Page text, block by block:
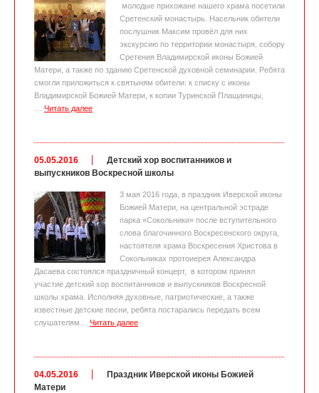
молодые прихожане нашего храма посетили
Сретенский монастырь. Насельник обители
послушник Максим провёл для них
экскурсию по территории монастыря, собору
Сретения Владимирской иконы Божией
Матери, а также по зданию Сретенской духовной семинарии. Ребята
смогли приложиться к святыням обители: к списку с иконы
Владимирской Божией Матери, к копии Туринской Плащаницы,
Читать далее
05.05.2016
Детский хор воспитанников и
выпускников Воскресной школы
3 мая 2016 года, в праздник Иверской иконы
Божией Матери, на центральной эстраде
парка «Сокольники» после вступительного
слова благочинного Воскресенского округа,
настоятеля храма Воскресения Христова в
Сокольниках протоиерея Александра
Дасаева состоялся праздничный концерт, в котором принял
участие детский хор воспитанников и выпускников Воскресной
школы храма. Исполняя духовные, патриотические, а также
известные детские песни, ребята постарались передать всем
слушателям… Читать далее
04.05.2016
Праздник Иверской иконы Божией
Матери